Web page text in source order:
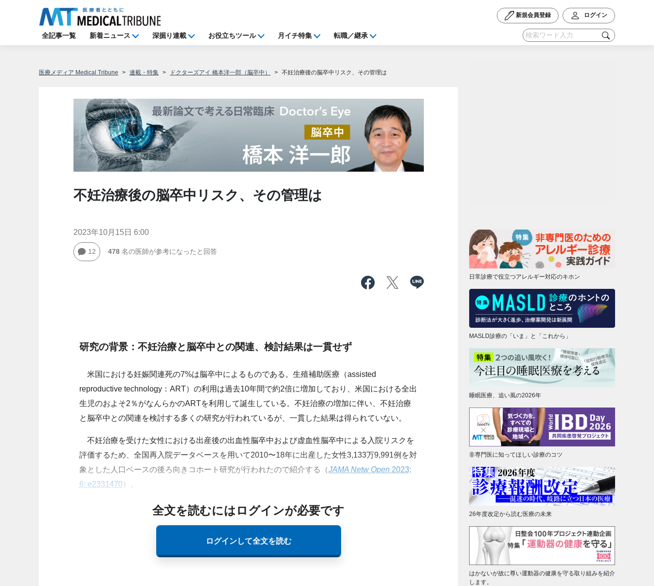
新規会員登録 ログイン
全記事一覧 新着ニュース 深掘り連載 お役立ちツール 月イチ特集 転職／継承
医療メディア Medical Tribune 連載・特集 ドクターズアイ 橋本洋一郎（脳卒中） 不妊治療後の脳卒中リスク、その管理は
不妊治療後の脳卒中リスク、その管理は
2023年10月15日 6:00
12 478名の医師が参考になったと回答
研究の背景：不妊治療と脳卒中との関連、検討結果は一貫せず
米国における妊娠関連死の7%は脳卒中によるものである。生殖補助医療（assisted
reproductive technology：ART）の利用は過去10年間で約2倍に増加しており、米国における全出
生児のおよそ2％がなんらかのARTを利用して誕生している。不妊治療の増加に伴い、不妊治療
と脳卒中との関連を検討する多くの研究が行われているが、一貫した結果は得られていない。
不妊治療を受けた女性における出産後の出血性脳卒中および虚血性脳卒中による入院リスクを
評価するため、全国再入院データベースを用いて2010〜18年に出産した女性3,133万9,991例を対
象とした人口ベースの後ろ向きコホート研究が行われたので紹介する（JAMA Netw Open 2023;
6: e2331470 ）。
全文を読むにはログインが必要です
ログインして全文を読む
日常診療で役立つアレルギー対応のキホン
MASLD診療の「いま」と「これから」
睡眠医療、追い風の2026年
非専門医に知ってほしい診療のコツ
26年度改定から読む医療の未来
はかないが故に尊い運動器の健康を守る取り組みを紹介
します。